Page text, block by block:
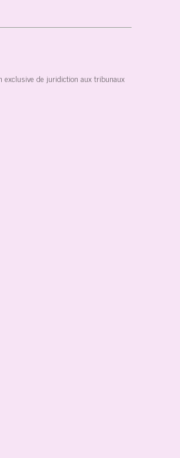
de juridiction aux tribunaux